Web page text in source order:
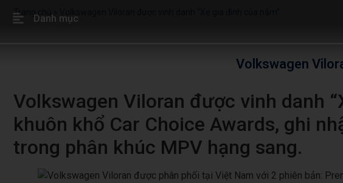
Danh mục
Trang chủ
Volkswagen
Volkswagen Viloran được vinh danh
khuôn khổ Car Choice Awards, ghi
trong phân khúc MPV hạng sang.